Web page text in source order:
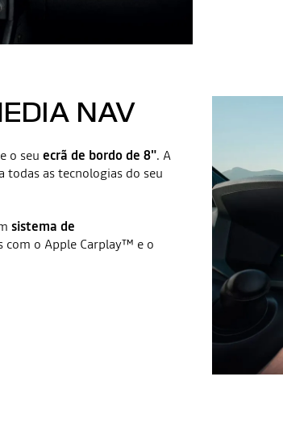
NAV
o seu ecrã de bordo de 8". A
as tecnologias do seu
sistema de
com o Apple Carplay™ e o